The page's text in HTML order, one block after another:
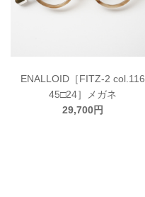
ENALLOID［FITZ-2 col.116
45□24］メガネ
29,700円